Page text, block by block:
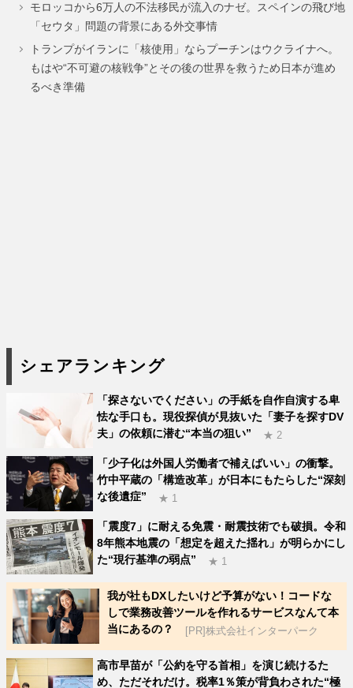
ー
ジ
ー
ジ
ー
ジ
モロッコから6万人の不法移民が流入のナゼ。スペインの飛び地
「セウタ」問題の背景にある外交事情
トランプがイランに「核使用」ならプーチンはウクライナへ。
もはや“不可避の核戦争”とその後の世界を救うため日本が進め
るべき準備
シェアランキング
「探さないでください」の手紙を自作自演する卑
怯な手口も。現役探偵が見抜いた「妻子を探すDV
夫」の依頼に潜む“本当の狙い”
★ 2
「少子化は外国人労働者で補えばいい」の衝撃。
竹中平蔵の「構造改革」が日本にもたらした“深刻
な後遺症”
★ 1
「震度7」に耐える免震・耐震技術でも破損。令和
8年熊本地震の「想定を超えた揺れ」が明らかにし
た“現行基準の弱点”
★ 1
我が社もDXしたいけど予算がない！コードな
しで業務改善ツールを作れるサービスなんて本
当にあるの？
[PR]株式会社インターパーク
高市早苗が「公約を守る首相」を演じ続けるた
め、ただそれだけ。税率1％策が背負わされた“極